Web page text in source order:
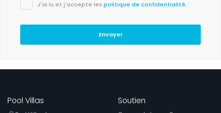
J'ai lu et j'accepte les politique de confidentialité.
Envoyer
Pool Villas Soutien